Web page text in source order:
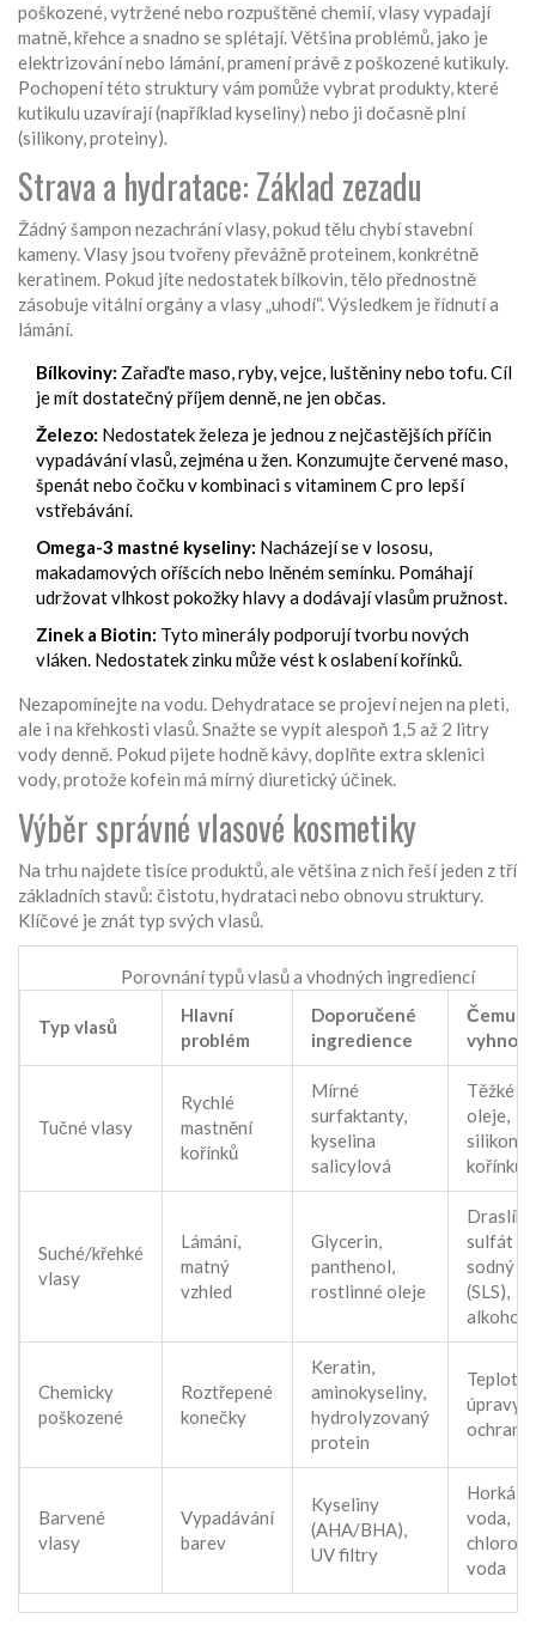
poškozené, vytržené nebo rozpuštěné chemií, vlasy vypadají
matně, křehce a snadno se splétají. Většina problémů, jako je
elektrizování nebo lámání, pramení právě z poškozené kutikuly.
Pochopení této struktury vám pomůže vybrat produkty, které
kutikulu uzavírají (například kyseliny) nebo ji dočasně plní
(silikony, proteiny).
Strava a hydratace: Základ zezadu
Žádný šampon nezachrání vlasy, pokud tělu chybí stavební
kameny. Vlasy jsou tvořeny převážně proteinem, konkrétně
keratinem. Pokud jíte nedostatek bílkovin, tělo přednostně
zásobuje vitální orgány a vlasy „uhodí“. Výsledkem je řídnutí a
lámání.
Bílkoviny: Zařaďte maso, ryby, vejce, luštěniny nebo tofu. Cíl
je mít dostatečný příjem denně, ne jen občas.
Železo: Nedostatek železa je jednou z nejčastějších příčin
vypadávání vlasů, zejména u žen. Konzumujte červené maso,
špenát nebo čočku v kombinaci s vitaminem C pro lepší
vstřebávání.
Omega-3 mastné kyseliny: Nacházejí se v lososu,
makadamových oříšcích nebo lněném semínku. Pomáhají
udržovat vlhkost pokožky hlavy a dodávají vlasům pružnost.
Zinek a Biotin: Tyto minerály podporují tvorbu nových
vláken. Nedostatek zinku může vést k oslabení kořínků.
Nezapomínejte na vodu. Dehydratace se projeví nejen na pleti,
ale i na křehkosti vlasů. Snažte se vypít alespoň 1,5 až 2 litry
vody denně. Pokud pijete hodně kávy, doplňte extra sklenici
vody, protože kofein má mírný diuretický účinek.
Výběr správné vlasové kosmetiky
Na trhu najdete tisíce produktů, ale většina z nich řeší jeden z tří
základních stavů: čistotu, hydrataci nebo obnovu struktury.
Klíčové je znát typ svých vlasů.
Porovnání typů vlasů a vhodných ingrediencí
Typ vlasů
Hlavní
problém
Doporučené
ingredience
Čemu
vyhnout
Tučné vlasy
Rychlé
mastnění
kořínků
Mírné
surfaktanty,
kyselina
salicylová
Těžké
oleje,
silikony
kořínků
Suché/křehké
vlasy
Lámání,
matný
vzhled
Glycerin,
panthenol,
rostlinné oleje
Draslík
sulfát
sodný
(SLS),
alkohol
Chemicky
poškozené
Roztřepené
konečky
Keratin,
aminokyseliny,
hydrolyzovaný
protein
Teplotní
úpravy
ochrany
Barvené
vlasy
Vypadávání
barev
Kyseliny
(AHA/BHA),
UV filtry
Horká
voda,
voda